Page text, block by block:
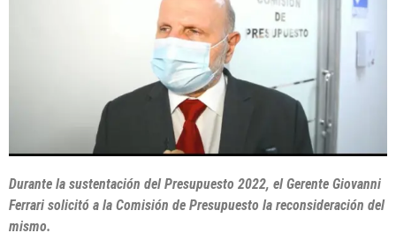
Durante la sustentación del Presupuesto 2022, el Gerente Giovanni
Ferrari solicitó a la Comisión de Presupuesto la reconsideración del
mismo.